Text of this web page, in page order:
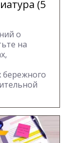
(5
о
на